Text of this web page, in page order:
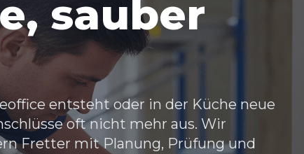
sauber
entsteht oder in der Küche neue
oft nicht mehr aus. Wir
Fretter mit Planung, Prüfung und